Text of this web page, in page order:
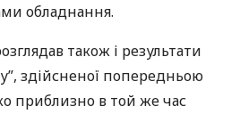
обладнання.
також і результати
здійсненої попередньою
приблизно в той же час